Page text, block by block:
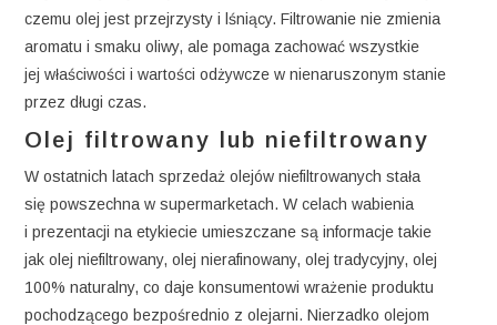
czemu olej jest przejrzysty i lśniący. Filtrowanie nie zmienia
aromatu i smaku oliwy, ale pomaga zachować wszystkie
jej właściwości i wartości odżywcze w nienaruszonym stanie
przez długi czas.
Olej filtrowany lub niefiltrowany
W ostatnich latach sprzedaż olejów niefiltrowanych stała
się powszechna w supermarketach. W celach wabienia
i prezentacji na etykiecie umieszczane są informacje takie
jak olej niefiltrowany, olej nierafinowany, olej tradycyjny, olej
100% naturalny, co daje konsumentowi wrażenie produktu
pochodzącego bezpośrednio z olejarni. Nierzadko olejom